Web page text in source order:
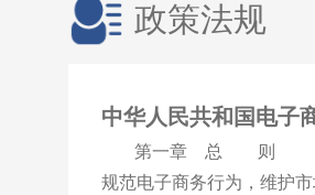
政策法规
中华人民共和国电子
第一章 总 则 第一
规范电子商务行为，维护